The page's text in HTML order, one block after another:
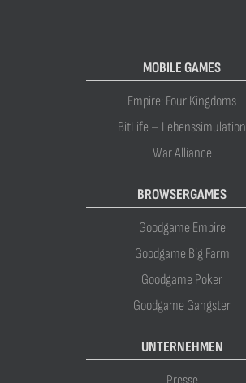
MOBILE GAMES
Empire: Four Kingdoms
BitLife – Lebenssimulation
War Alliance
BROWSERGAMES
Goodgame Empire
Goodgame Big Farm
Goodgame Poker
Goodgame Gangster
UNTERNEHMEN